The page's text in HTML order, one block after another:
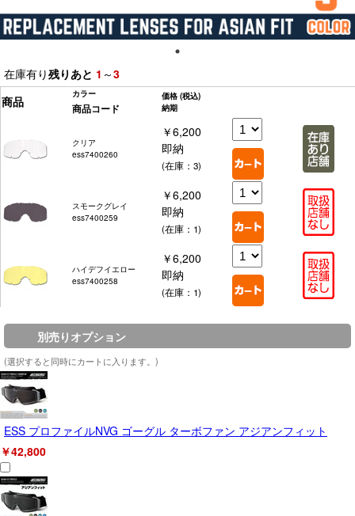
在庫有り残りあと 1 ～3
商品
カラー
商品コード
価格 (税込)
納期
クリア
ess7400260
￥6,200
即納
(在庫：3)
スモークグレイ
ess7400259
￥6,200
即納
(在庫：1)
ハイデフイエロー
ess7400258
￥6,200
即納
(在庫：1)
別売りオプション
(選択すると同時にカートに入ります。)
ESS プロファイルNVG ゴーグル ターボファン アジアンフィット
￥42,800